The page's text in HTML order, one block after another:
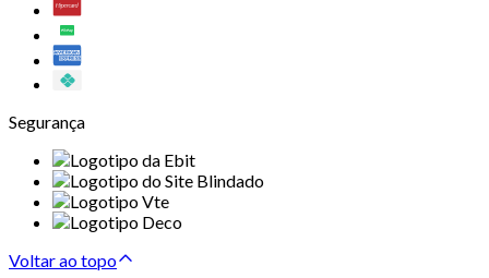
Segurança
Voltar ao topo